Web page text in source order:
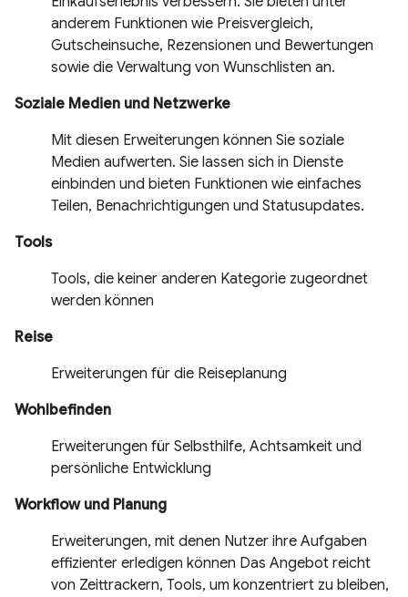
anderem Funktionen wie Preisvergleich,
Gutscheinsuche, Rezensionen und Bewertungen
sowie die Verwaltung von Wunschlisten an.
Soziale Medien und Netzwerke
Mit diesen Erweiterungen können Sie soziale
Medien aufwerten. Sie lassen sich in Dienste
einbinden und bieten Funktionen wie einfaches
Teilen, Benachrichtigungen und Statusupdates.
Tools
Tools, die keiner anderen Kategorie zugeordnet
werden können
Reise
Erweiterungen für die Reiseplanung
Wohlbefinden
Erweiterungen für Selbsthilfe, Achtsamkeit und
persönliche Entwicklung
Workflow und Planung
Erweiterungen, mit denen Nutzer ihre Aufgaben
effizienter erledigen können Das Angebot reicht
von Zeittrackern, Tools, um konzentriert zu bleiben,